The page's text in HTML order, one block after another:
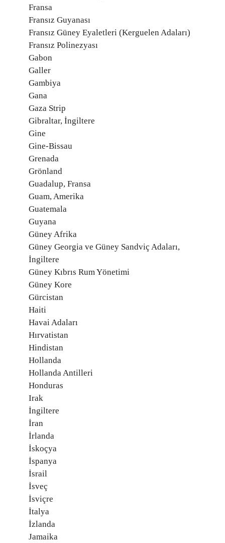
Fransa
Fransız Guyanası
Fransız Güney Eyaletleri (Kerguelen Adaları)
Fransız Polinezyası
Gabon
Galler
Gambiya
Gana
Gaza Strip
Gibraltar, İngiltere
Gine
Gine-Bissau
Grenada
Grönland
Guadalup, Fransa
Guam, Amerika
Guatemala
Guyana
Güney Afrika
Güney Georgia ve Güney Sandviç Adaları,
İngiltere
Güney Kıbrıs Rum Yönetimi
Güney Kore
Gürcistan
Haiti
Havai Adaları
Hırvatistan
Hindistan
Hollanda
Hollanda Antilleri
Honduras
Irak
İngiltere
İran
İrlanda
İskoçya
İspanya
İsrail
İsveç
İsviçre
İtalya
İzlanda
Jamaika